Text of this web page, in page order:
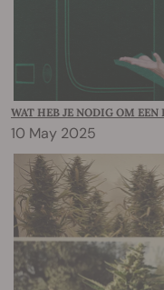
WAT HEB JE NODIG OM
10 May 2025